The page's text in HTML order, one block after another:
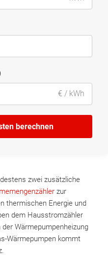
€ / kWh
berechnen
zwei zusätzliche
zur
thermischen Energie und
dem Hausstromzähler
Wärmepumpenheizung
Wärmepumpen kommt